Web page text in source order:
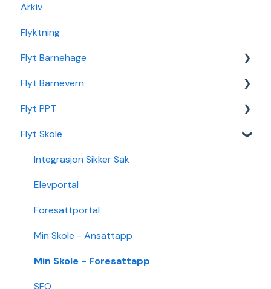
Arkiv
Flyktning
Flyt Barnehage
Flyt Barnehage Hjelpeside
Min Barnehage (app)
Redusert foreldrebetaling
Sikker Sak Barnehage
Flyt Barnevern
Autopay
Vedtak
Ansatt
Økonomi
Nettverk
Flyt PPT
Statistikk
Flyt Skole
Integrasjon Sikker Sak
Elevportal
Foresattportal
Min Skole - Ansattapp
Min Skole - Foresattapp
SFO